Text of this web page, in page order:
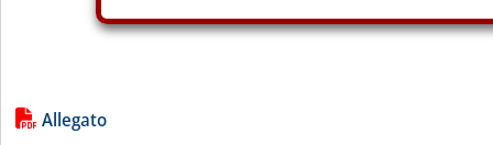
Lista allegati PDF alla notizia
Allegato